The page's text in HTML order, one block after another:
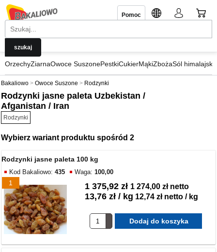
Pomoc
OrzechyZiarnaOwoce SuszonePestkiCukierMąkiZbożaSól himalajska
Bakaliowo Owoce Suszone Rodzynki
Rodzynki jasne paleta Uzbekistan /
Afganistan / Iran
Rodzynki
Wybierz wariant produktu spośród 2
1
Rodzynki jasne paleta 100 kg
Kod Bakaliowo:435 Waga:100,00
1 375,92 zł 1 274,00 zł netto
13,76 zł / kg 12,74 zł netto / kg